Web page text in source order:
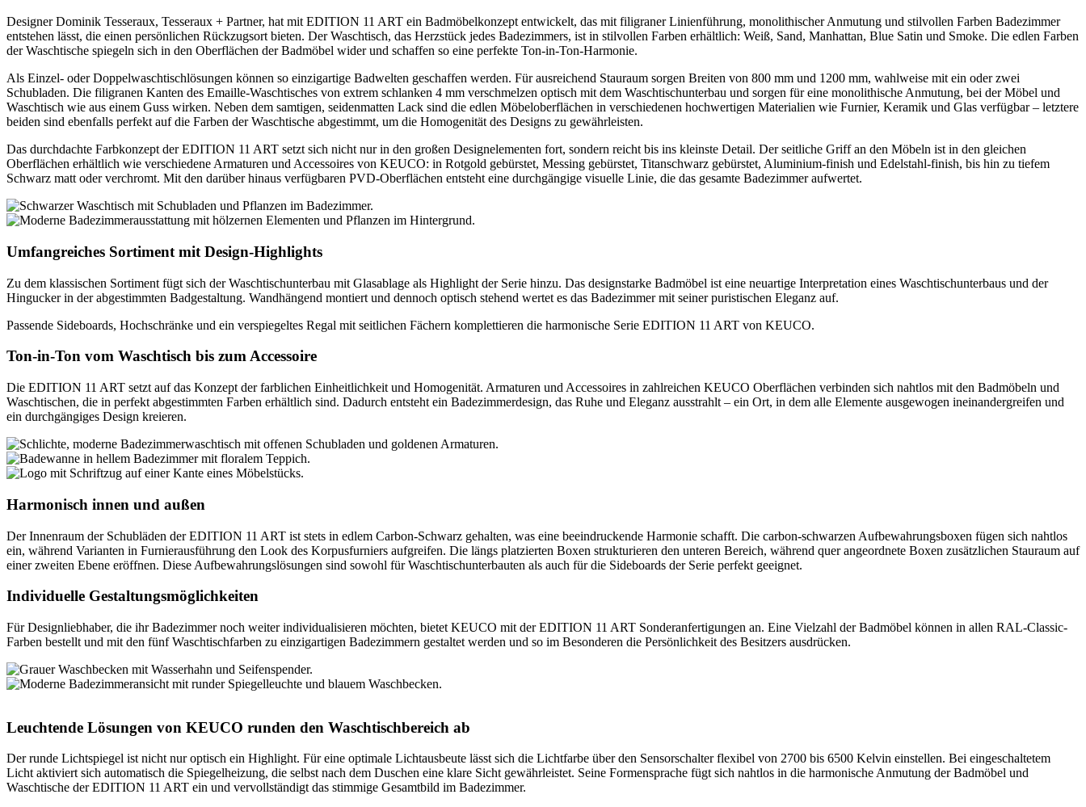
Designer Dominik Tesseraux, Tesseraux + Partner, hat mit EDITION 11 ART ein Badmöbelkonzept entwickelt, das mit filigraner Linienführung, monolithischer Anmutung und stilvollen Farben Badezimmer
entstehen lässt, die einen persönlichen Rückzugsort bieten. Der Waschtisch, das Herzstück jedes Badezimmers, ist in stilvollen Farben erhältlich: Weiß, Sand, Manhattan, Blue Satin und Smoke. Die edlen Farben
der Waschtische spiegeln sich in den Oberflächen der Badmöbel wider und schaffen so eine perfekte Ton-in-Ton-Harmonie.
Als Einzel- oder Doppelwaschtischlösungen können so einzigartige Badwelten geschaffen werden. Für ausreichend Stauraum sorgen Breiten von 800 mm und 1200 mm, wahlweise mit ein oder zwei
Schubladen. Die filigranen Kanten des Emaille-Waschtisches von extrem schlanken 4 mm verschmelzen optisch mit dem Waschtischunterbau und sorgen für eine monolithische Anmutung, bei der Möbel und
Waschtisch wie aus einem Guss wirken. Neben dem samtigen, seidenmatten Lack sind die edlen Möbeloberflächen in verschiedenen hochwertigen Materialien wie Furnier, Keramik und Glas verfügbar – letztere
beiden sind ebenfalls perfekt auf die Farben der Waschtische abgestimmt, um die Homogenität des Designs zu gewährleisten.
Das durchdachte Farbkonzept der EDITION 11 ART setzt sich nicht nur in den großen Designelementen fort, sondern reicht bis ins kleinste Detail. Der seitliche Griff an den Möbeln ist in den gleichen
Oberflächen erhältlich wie verschiedene Armaturen und Accessoires von KEUCO: in Rotgold gebürstet, Messing gebürstet, Titanschwarz gebürstet, Aluminium-finish und Edelstahl-finish, bis hin zu tiefem
Schwarz matt oder verchromt. Mit den darüber hinaus verfügbaren PVD-Oberflächen entsteht eine durchgängige visuelle Linie, die das gesamte Badezimmer aufwertet.
Umfangreiches Sortiment mit Design-Highlights
Zu dem klassischen Sortiment fügt sich der Waschtischunterbau mit Glasablage als Highlight der Serie hinzu. Das designstarke Badmöbel ist eine neuartige Interpretation eines Waschtischunterbaus und der
Hingucker in der abgestimmten Badgestaltung. Wandhängend montiert und dennoch optisch stehend wertet es das Badezimmer mit seiner puristischen Eleganz auf.
Passende Sideboards, Hochschränke und ein verspiegeltes Regal mit seitlichen Fächern komplettieren die harmonische Serie EDITION 11 ART von KEUCO.
Ton-in-Ton vom Waschtisch bis zum Accessoire
Die EDITION 11 ART setzt auf das Konzept der farblichen Einheitlichkeit und Homogenität. Armaturen und Accessoires in zahlreichen KEUCO Oberflächen verbinden sich nahtlos mit den Badmöbeln und
Waschtischen, die in perfekt abgestimmten Farben erhältlich sind. Dadurch entsteht ein Badezimmerdesign, das Ruhe und Eleganz ausstrahlt – ein Ort, in dem alle Elemente ausgewogen ineinandergreifen und
ein durchgängiges Design kreieren.
Harmonisch innen und außen
Der Innenraum der Schubläden der EDITION 11 ART ist stets in edlem Carbon-Schwarz gehalten, was eine beeindruckende Harmonie schafft. Die carbon-schwarzen Aufbewahrungsboxen fügen sich nahtlos
ein, während Varianten in Furnierausführung den Look des Korpusfurniers aufgreifen. Die längs platzierten Boxen strukturieren den unteren Bereich, während quer angeordnete Boxen zusätzlichen Stauraum auf
einer zweiten Ebene eröffnen. Diese Aufbewahrungslösungen sind sowohl für Waschtischunterbauten als auch für die Sideboards der Serie perfekt geeignet.
Individuelle Gestaltungsmöglichkeiten
Für Designliebhaber, die ihr Badezimmer noch weiter individualisieren möchten, bietet KEUCO mit der EDITION 11 ART Sonderanfertigungen an. Eine Vielzahl der Badmöbel können in allen RAL-Classic-
Farben bestellt und mit den fünf Waschtischfarben zu einzigartigen Badezimmern gestaltet werden und so im Besonderen die Persönlichkeit des Besitzers ausdrücken.
Leuchtende Lösungen von KEUCO runden den Waschtischbereich ab
Der runde Lichtspiegel ist nicht nur optisch ein Highlight. Für eine optimale Lichtausbeute lässt sich die Lichtfarbe über den Sensorschalter flexibel von 2700 bis 6500 Kelvin einstellen. Bei eingeschaltetem
Licht aktiviert sich automatisch die Spiegelheizung, die selbst nach dem Duschen eine klare Sicht gewährleistet. Seine Formensprache fügt sich nahtlos in die harmonische Anmutung der Badmöbel und
Waschtische der EDITION 11 ART ein und vervollständigt das stimmige Gesamtbild im Badezimmer.